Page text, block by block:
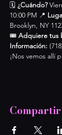
🗓 ¿Cuándo?
10:00 PM 📍
Brooklyn, NY
🎟 Adquiere tus
Información:
¡Nos vemos allí
Compartir